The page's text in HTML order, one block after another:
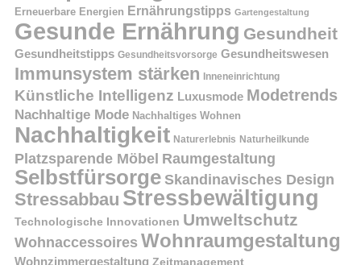
Erneuerbare Energien Ernährungstipps Gartengestaltung
Gesunde Ernährung Gesundheit
Gesundheitstipps Gesundheitsvorsorge Gesundheitswesen
Immunsystem stärken Inneneinrichtung
Künstliche Intelligenz Luxusmode Modetrends
Nachhaltige Mode Nachhaltiges Wohnen
Nachhaltigkeit Naturerlebnis Naturheilkunde
Platzsparende Möbel Raumgestaltung
Selbstfürsorge Skandinavisches Design
Stressabbau Stressbewältigung
Technologische Innovationen Umweltschutz
Wohnaccessoires Wohnraumgestaltung
Wohnzimmergestaltung Zeitmanagement